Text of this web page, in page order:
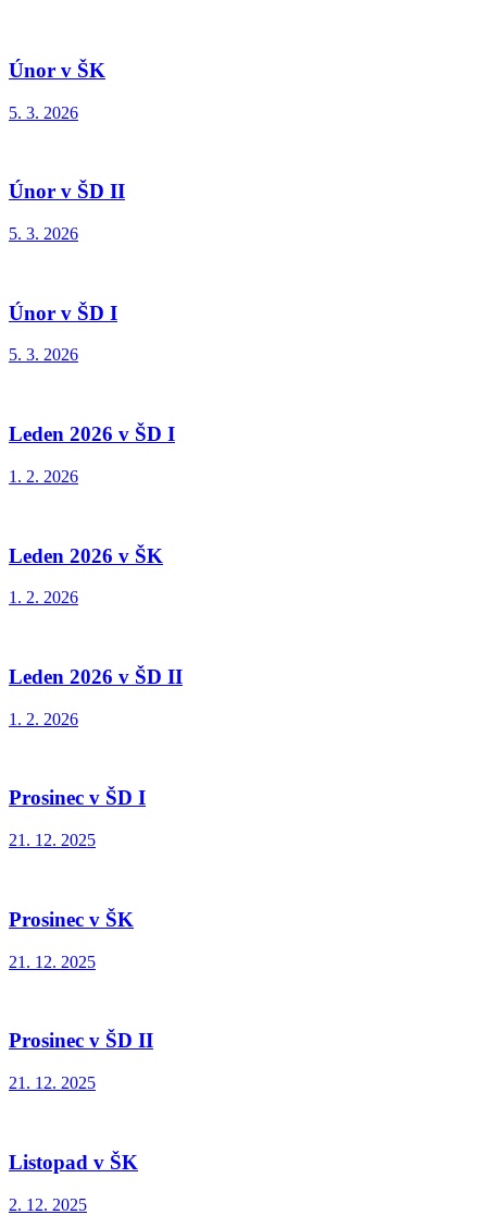
Únor v ŠK
5. 3. 2026
Únor v ŠD II
5. 3. 2026
Únor v ŠD I
5. 3. 2026
Leden 2026 v ŠD I
1. 2. 2026
Leden 2026 v ŠK
1. 2. 2026
Leden 2026 v ŠD II
1. 2. 2026
Prosinec v ŠD I
21. 12. 2025
Prosinec v ŠK
21. 12. 2025
Prosinec v ŠD II
21. 12. 2025
Listopad v ŠK
2. 12. 2025